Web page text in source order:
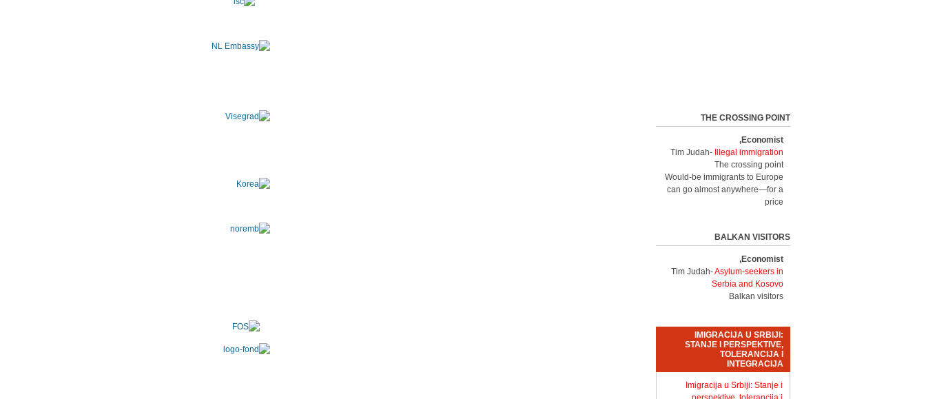
THE CROSSING POINT
Economist,
Tim Judah-
Illegal immigration
The crossing point
Would-be immigrants to Europe
can go almost anywhere—for a
price
BALKAN VISITORS
Economist,
Tim Judah-Asylum-seekers in
Serbia and Kosovo
Balkan visitors
IMIGRACIJA U SRBIJI:
STANJE I PERSPEKTIVE,
TOLERANCIJA I
INTEGRACIJA
Imigracija u Srbiji: Stanje i